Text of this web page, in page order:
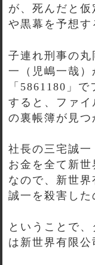
が、死んだと
や黒幕を予想す
子連れ刑事の
一（児嶋一哉）
「5861180」
すると、ファ
の裏帳簿が見つ
社長の三宅誠
お金を全て新
なので、新世
誠一を殺害した
ということで
は新世界有限公